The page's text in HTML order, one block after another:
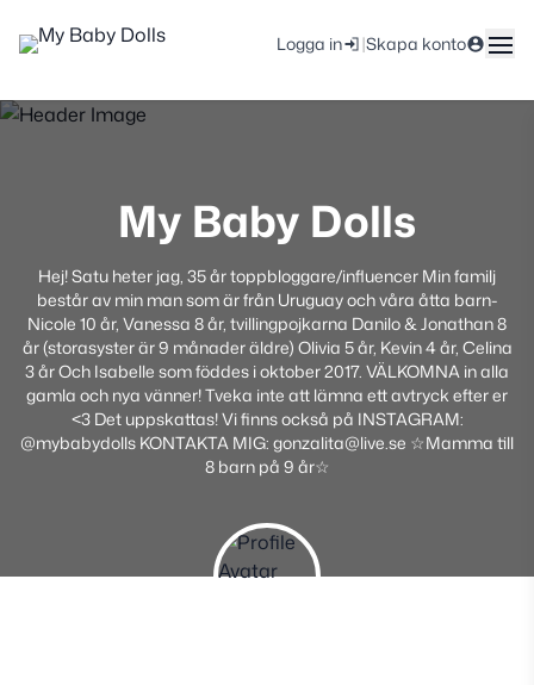
Logga in |Skapa konto
My Baby Dolls
Hej! Satu heter jag, 35 år toppbloggare/influencer Min familj
består av min man som är från Uruguay och våra åtta barn-
Nicole 10 år, Vanessa 8 år, tvillingpojkarna Danilo & Jonathan 8
år (storasyster är 9 månader äldre) Olivia 5 år, Kevin 4 år, Celina
3 år Och Isabelle som föddes i oktober 2017. VÄLKOMNA in alla
gamla och nya vänner! Tveka inte att lämna ett avtryck efter er
<3 Det uppskattas! Vi finns också på INSTAGRAM:
@mybabydolls KONTAKTA MIG: gonzalita@live.se ☆Mamma till
8 barn på 9 år☆